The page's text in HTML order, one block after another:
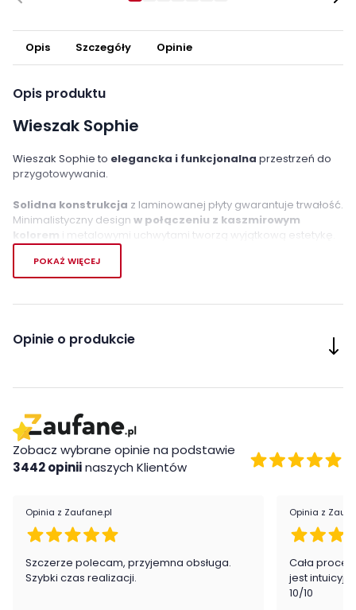
Opis Szczegóły Opinie
Opis produktu
Wieszak Sophie
Wieszak Sophie to elegancka i funkcjonalna przestrzeń do
przygotowywania.
Solidna konstrukcja z laminowanej płyty gwarantuje trwałość.
Minimalistyczny design w połączeniu z kaszmirowym
kolorem
i metalowymi uchwytami tworzą wyjątkową estetykę.
Wieszak Sophie nie tylko uzupełni Twój przedpokój, ale także
dodatkowo goozdobi swoim urokiem
Cechy charakterystycze
stylowe wykończenie
POKAŻ WIĘCEJ
Opinie o produkcie
Zobacz wybrane opinie na podstawie
3442 opiniinaszych Klientów
Opinia z Zaufane.pl
Szczerze polecam, przyjemna obsługa.
Szybki czas realizacji.
Opinia z
Cała
jest
10/10